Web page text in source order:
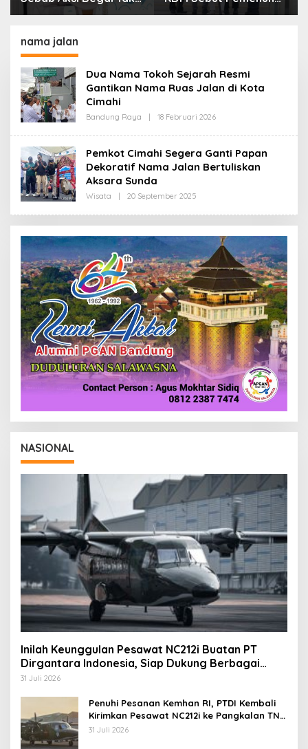
Boleh Hanya Dikaitkan
Kebutuhan Dasar
nama jalan
Dua Nama Tokoh Sejarah Resmi
Gantikan Nama Ruas Jalan di Kota
Cimahi
Bandung Raya 18 Februari 2026
E
R
E
I
Pemkot Cimahi Segera Ganti Papan
Dekoratif Nama Jalan Bertuliskan
Aksara Sunda
Wisata 20 September 2025
E
H
R
D
A
K
I
NASIONAL
Inilah Keunggulan Pesawat NC212i Buatan PT
Dirgantara Indonesia, Siap Dukung Berbagai
Operasi TNI
31 Juli 2026
Penuhi Pesanan Kemhan RI, PTDI Kembali
Kirimkan Pesawat NC212i ke Pangkalan TNI
AU
31 Juli 2026